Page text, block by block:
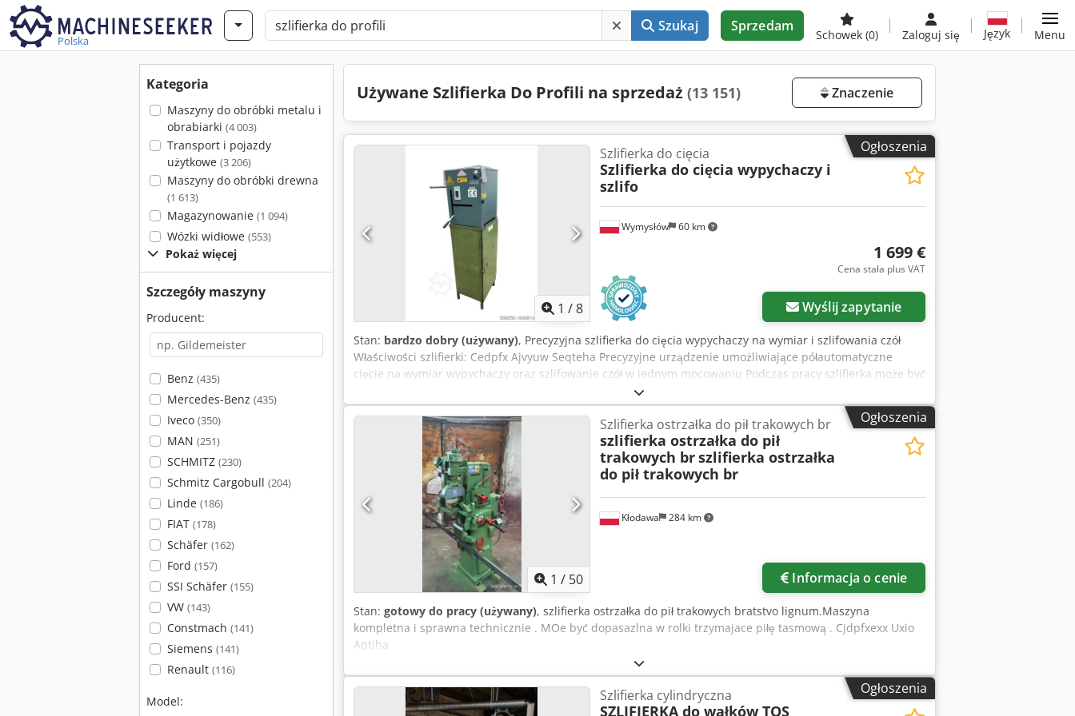
Polska
Szukaj Sprzedam
Schowek (0) Zaloguj się Język Menu
Kategoria
Maszyny do obróbki metalu i
obrabiarki (4 003)
Transport i pojazdy
użytkowe (3 206)
Maszyny do obróbki drewna
(1 613)
Magazynowanie (1 094)
Wózki widłowe (553)
Pokaż więcej
Szczegóły maszyny
Producent:
Benz (435)
Mercedes-Benz (435)
Iveco (350)
MAN (251)
SCHMITZ (230)
Schmitz Cargobull (204)
Linde (186)
FIAT (178)
Schäfer (162)
Ford (157)
SSI Schäfer (155)
VW (143)
Constmach (141)
Siemens (141)
Renault (116)
Model:
Używane Szlifierka Do Profili na sprzedaż (13 151) Znaczenie
Ogłoszenia
1 /8
Wymysłów 60 km
Szlifierka do cięcia
Szlifierka do cięcia wypychaczy i
szlifo
1 699 €
Cena stała plus VAT
Wyślij zapytanie
Stan: bardzo dobry (używany), Precyzyjna szlifierka do cięcia wypychaczy na wymiar i szlifowania czół
Właściwości szlifierki: Cedpfx Ajvyuw Seqteha Precyzyjne urządzenie umożliwiające półautomatyczne
cięcie na wymiar wypychaczy oraz szlifowanie czół w jednym mocowaniu Podczas pracy szlifierka może być
regulowana Naciąg pasa może być regulowany i kontrolowany automatycznie (im większy opór, tym
bardziej napięty pas) Szlifierka do cięcia wypychaczy i szlifowania czół Szlifierka do cięcia wypychaczy i
szlifowania czół Kod producenta 100 Parametry szlifierki: Moc silnika - 0,735kW Max. prędkość - 3
600obr/min Zakres średnic - ⌀1-25 mm Maksymalna długość - 300mm (opcjonalnie 500 lub 600mm)
Tolerancja długości dla ⌀25x300mm: +/- 0,01mm Wymiary LxWxH: 430x360x500mm Ciężar - 109kg Link do
filmu na YouTube:
Ogłoszenia
1 / 50
Kłodawa 284 km
Szlifierka ostrzałka do pił trakowych br
szlifierka ostrzałka do pił
trakowych brszlifierka ostrzałka
do pił trakowych br
Informacja o cenie
Stan: gotowy do pracy (używany), szlifierka ostrzałka do pił trakowych bratstvo lignum.Maszyna
kompletna i sprawna technicznie . MOe być dopasazlna w rolki trzymajace piłę tasmową . Cjdpfxexx Uxio
Aqtjha
Ogłoszenia
Szlifierka cylindryczna
SZLIFIERKA do wałków TOS